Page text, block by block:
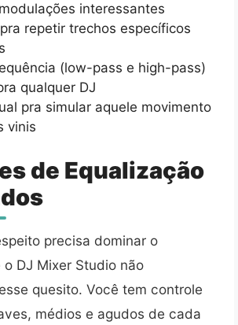
interessantes
repetir trechos específicos
(low-pass e high-pass)
qualquer DJ
pra simular aquele movimento
vinis
de Equalização
precisa dominar o
o DJ Mixer Studio não
quesito. Você tem controle
médios e agudos de cada